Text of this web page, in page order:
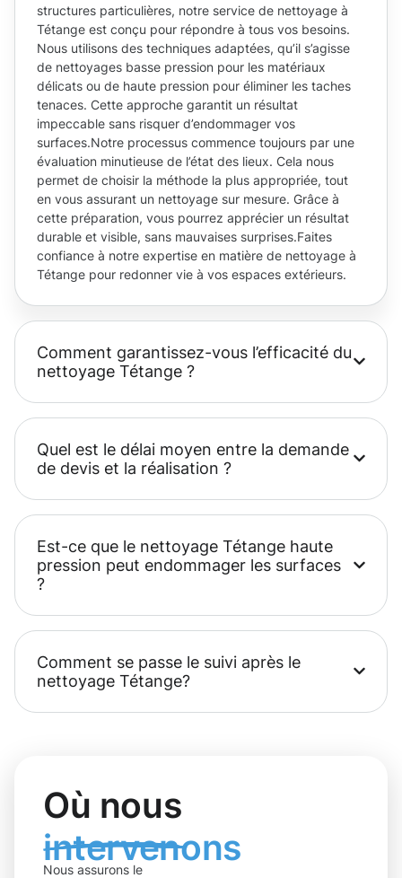
structures particulières, notre service de nettoyage à
Tétange est conçu pour répondre à tous vos besoins.
Nous utilisons des techniques adaptées, qu’il s’agisse
de nettoyages basse pression pour les matériaux
délicats ou de haute pression pour éliminer les taches
tenaces. Cette approche garantit un résultat
impeccable sans risquer d’endommager vos
surfaces.Notre processus commence toujours par une
évaluation minutieuse de l’état des lieux. Cela nous
permet de choisir la méthode la plus appropriée, tout
en vous assurant un nettoyage sur mesure. Grâce à
cette préparation, vous pourrez apprécier un résultat
durable et visible, sans mauvaises surprises.Faites
confiance à notre expertise en matière de nettoyage à
Tétange pour redonner vie à vos espaces extérieurs.
Comment garantissez-vous l’efficacité du
nettoyage Tétange ?
Quel est le délai moyen entre la demande
de devis et la réalisation ?
Est-ce que le nettoyage Tétange haute
pression peut endommager les surfaces
?
Comment se passe le suivi après le
nettoyage Tétange?
Où nous
intervenons
Nous assurons le